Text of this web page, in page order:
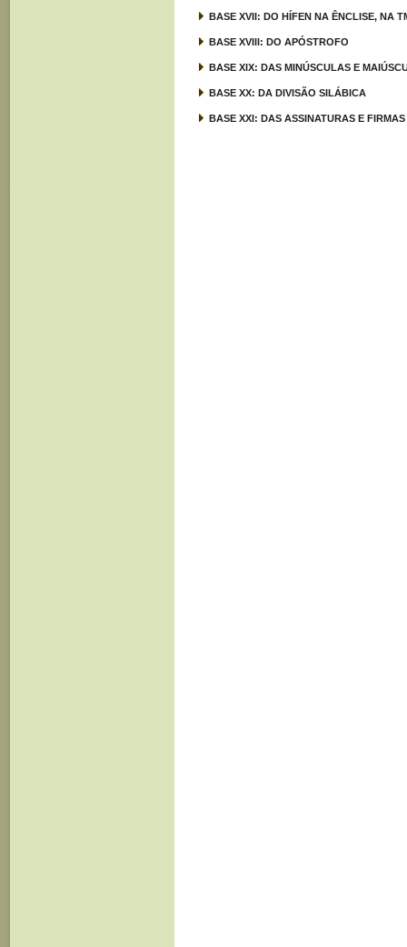
BASE XVII: DO HÍFEN NA ÊNCLISE, NA
BASE XVIII: DO APÓSTROFO
BASE XIX: DAS MINÚSCULAS E
BASE XX: DA DIVISÃO SILÁBICA
BASE XXI: DAS ASSINATURAS E FIRMAS